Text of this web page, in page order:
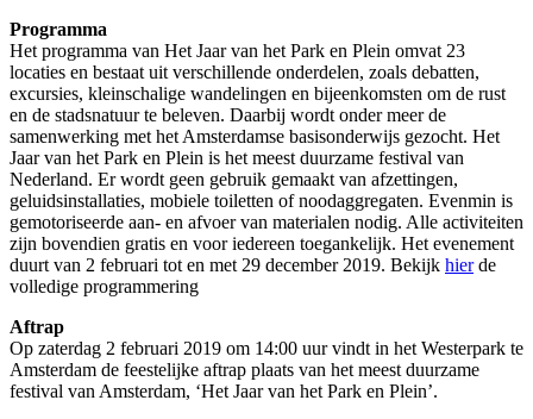
Programma
Het programma van Het Jaar van het Park en Plein omvat 23
locaties en bestaat uit verschillende onderdelen, zoals debatten,
excursies, kleinschalige wandelingen en bijeenkomsten om de rust
en de stadsnatuur te beleven. Daarbij wordt onder meer de
samenwerking met het Amsterdamse basisonderwijs gezocht. Het
Jaar van het Park en Plein is het meest duurzame festival van
Nederland. Er wordt geen gebruik gemaakt van afzettingen,
geluidsinstallaties, mobiele toiletten of noodaggregaten. Evenmin is
gemotoriseerde aan- en afvoer van materialen nodig. Alle activiteiten
zijn bovendien gratis en voor iedereen toegankelijk. Het evenement
duurt van 2 februari tot en met 29 december 2019. Bekijk hierde
volledige programmering
Aftrap
Op zaterdag 2 februari 2019 om 14:00 uur vindt in het Westerpark te
Amsterdam de feestelijke aftrap plaats van het meest duurzame
festival van Amsterdam, ‘Het Jaar van het Park en Plein’.